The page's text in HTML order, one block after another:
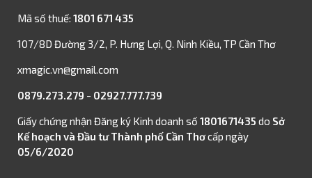
Mã số thuế: 1801 671 435
107/8D Đường 3/2, P. Hưng Lợi, Q. Ninh Kiều, TP Cần Thơ
xmagic.vn@gmail.com
0879.273.279 - 02927.777.739
Giấy chứng nhận Đăng ký Kinh doanh số 1801671435 do Sở
Kế hoạch và Đầu tư Thành phố Cần Thơcấp ngày
05/6/2020